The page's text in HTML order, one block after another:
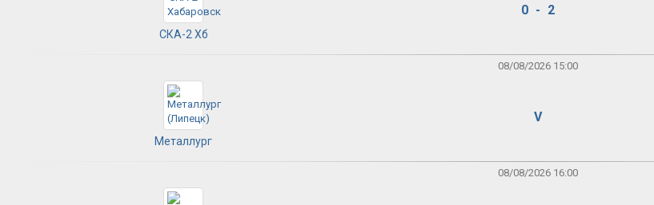
СКА-2 Хб
0 - 2
08/08/2026 15:00
Металлург
V
08/08/2026 16:00